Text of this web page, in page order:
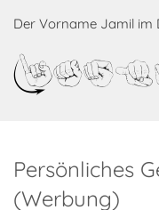
Der Vorname Jamil im
Persönliches
(Werbung)